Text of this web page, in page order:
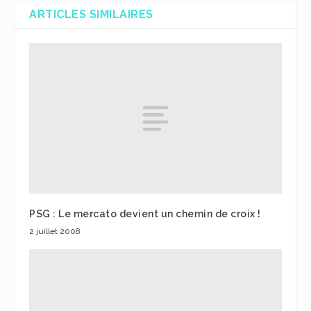
ARTICLES SIMILAIRES
PSG : Le mercato devient un chemin de croix !
2 juillet 2008